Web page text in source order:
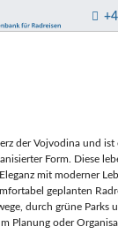
der Vojvodina und
Form. Diese
mit moderner
geplanten
durch grüne Parks
Planung oder